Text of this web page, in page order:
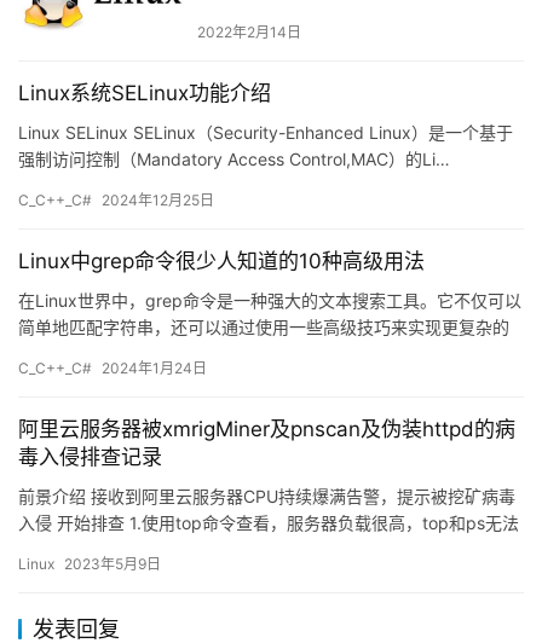
2022年2月14日
Linux系统SELinux功能介绍
Linux SELinux SELinux（Security-Enhanced Linux）是一个基于
强制访问控制（Mandatory Access Control,MAC）的Li…
C_C++_C# 2024年12月25日
Linux中grep命令很少人知道的10种高级用法
在Linux世界中，grep命令是一种强大的文本搜索工具。它不仅可以
简单地匹配字符串，还可以通过使用一些高级技巧来实现更复杂的
C_C++_C# 2024年1月24日
阿里云服务器被xmrigMiner及pnscan及伪装httpd的病
毒入侵排查记录
前景介绍 接收到阿里云服务器CPU持续爆满告警，提示被挖矿病毒
入侵 开始排查 1.使用top命令查看，服务器负载很高，top和ps无法
Linux 2023年5月9日
发表回复